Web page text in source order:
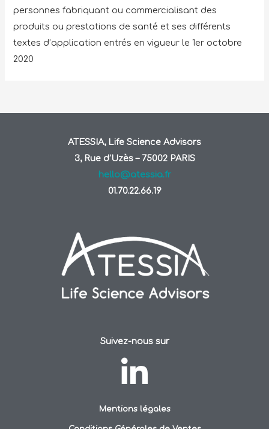
personnes fabriquant ou commercialisant des
produits ou prestations de santé et ses différents
textes d’application entrés en vigueur le 1er octobre
2020
ATESSIA, Life Science Advisors
3, Rue d’Uzès – 75002 PARIS
hello@atessia.fr
01.70.22.66.19
Suivez-nous sur
Mentions légales